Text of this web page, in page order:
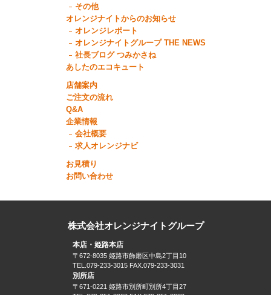
その他
オレンジナイトからのお知らせ
オレンジレポート
オレンジナイトグループ THE NEWS
社長ブログ つみかさね
あしたのエコキュート
店舗案内
ご注文の流れ
Q&A
企業情報
会社概要
求人オレンジナビ
お見積り
お問い合わせ
株式会社オレンジナイトグループ
本店・姫路本店
〒672-8035 姫路市飾磨区中島2丁目10
TEL.079-233-3015 FAX.079-233-3031
別所店
〒671-0221 姫路市別所町別所4丁目27